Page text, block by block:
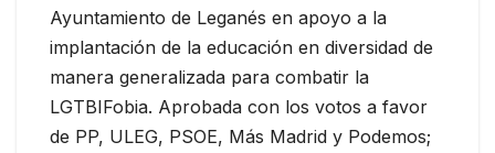
Ayuntamiento de Leganés en apoyo a la
implantación de la educación en diversidad de
manera generalizada para combatir la
LGTBIFobia. Aprobada con los votos a favor
de PP, ULEG, PSOE, Más Madrid y Podemos;